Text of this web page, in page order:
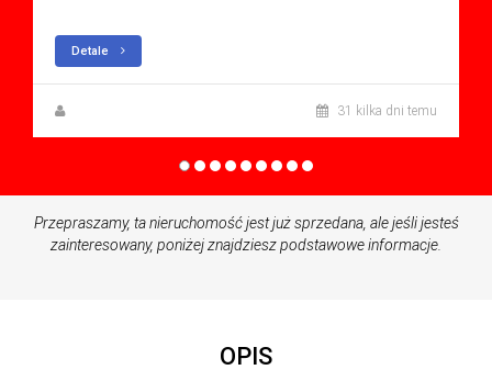
Detale
31 kilka dni temu
Przepraszamy, ta nieruchomość jest już sprzedana, ale jeśli jesteś
zainteresowany, poniżej znajdziesz podstawowe informacje.
OPIS